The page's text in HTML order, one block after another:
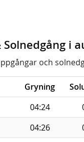
Solnedgång i
och
Gryning
04:24
04:26